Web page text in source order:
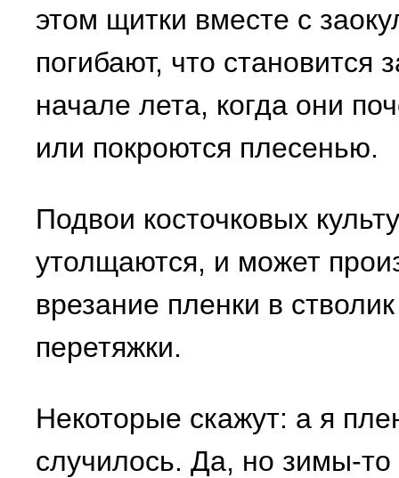
этом щитки вместе с
погибают, что
начале лета, когда они
или покроются плесенью.
Подвои косточковых
утолщаются, и может
врезание пленки в
перетяжки.
Некоторые скажут: а я
случилось. Да, но зимы-